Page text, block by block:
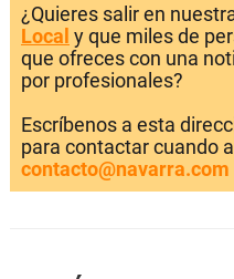
¿Quieres salir en
Local y que miles de
que ofreces con una
por profesionales?
Escríbenos a esta
para contactar cuando
contacto@navarra.com